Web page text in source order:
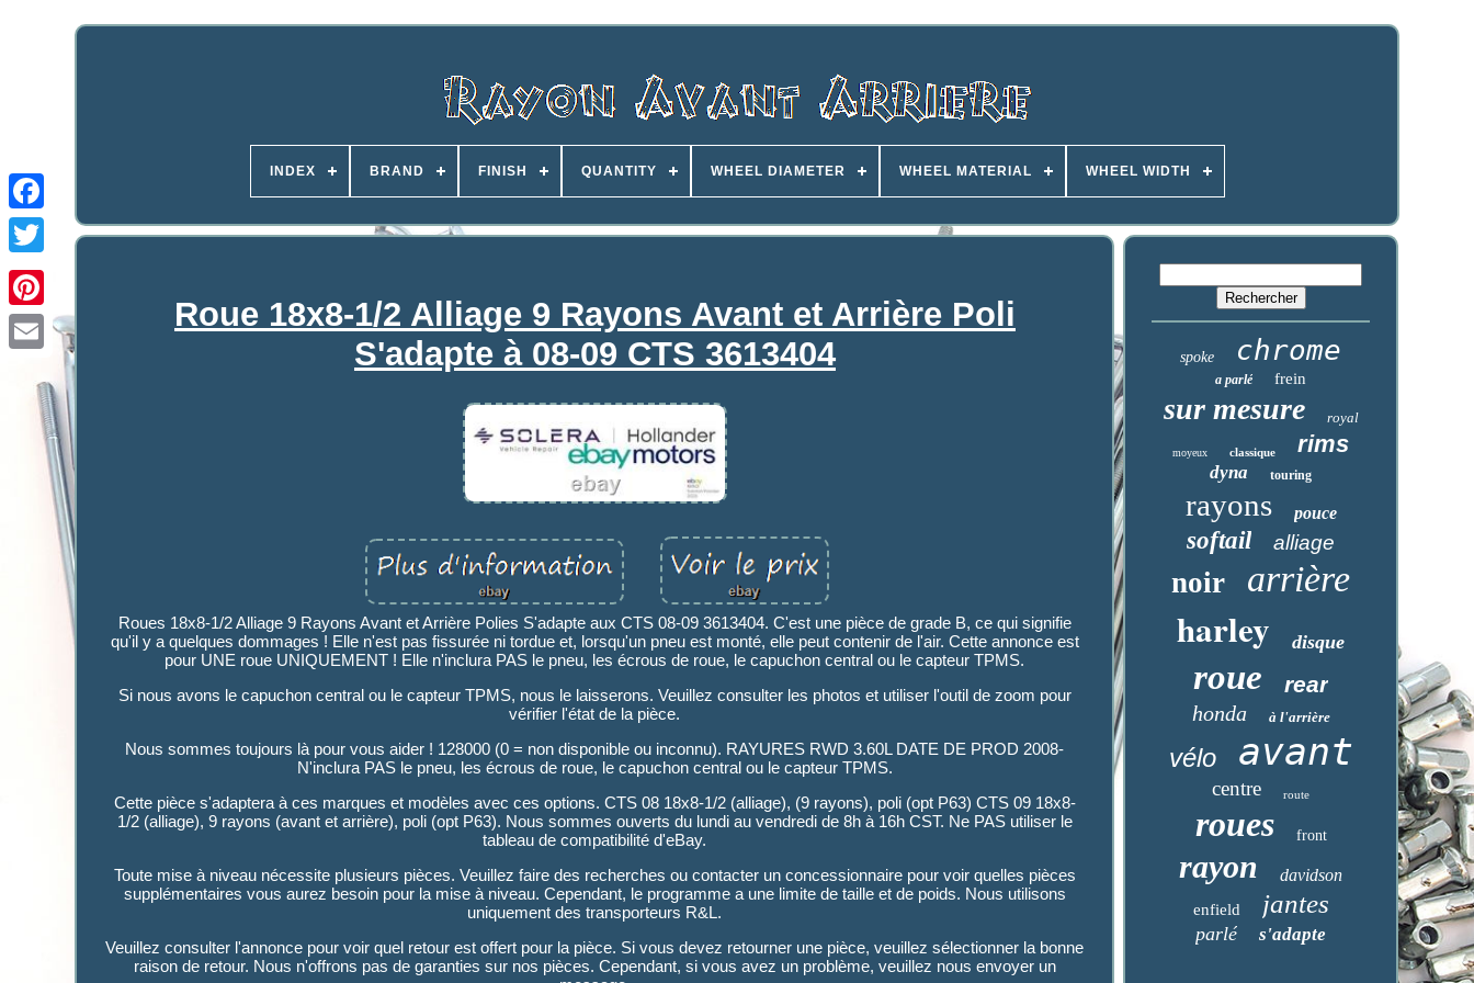
INDEX BRAND FINISH QUANTITY WHEEL DIAMETER WHEEL MATERIAL WHEEL WIDTH
Roue 18x8-1/2 Alliage 9 Rayons Avant et Arrière Poli
S'adapte à 08-09 CTS 3613404
Roues 18x8-1/2 Alliage 9 Rayons Avant et Arrière Polies S'adapte aux CTS 08-09 3613404. C'est une pièce de grade B, ce qui signifie
qu'il y a quelques dommages ! Elle n'est pas fissurée ni tordue et, lorsqu'un pneu est monté, elle peut contenir de l'air. Cette annonce est
pour UNE roue UNIQUEMENT ! Elle n'inclura PAS le pneu, les écrous de roue, le capuchon central ou le capteur TPMS.
Si nous avons le capuchon central ou le capteur TPMS, nous le laisserons. Veuillez consulter les photos et utiliser l'outil de zoom pour
vérifier l'état de la pièce.
Nous sommes toujours là pour vous aider ! 128000 (0 = non disponible ou inconnu). RAYURES RWD 3.60L DATE DE PROD 2008-
N'inclura PAS le pneu, les écrous de roue, le capuchon central ou le capteur TPMS.
Cette pièce s'adaptera à ces marques et modèles avec ces options. CTS 08 18x8-1/2 (alliage), (9 rayons), poli (opt P63) CTS 09 18x8-
1/2 (alliage), 9 rayons (avant et arrière), poli (opt P63). Nous sommes ouverts du lundi au vendredi de 8h à 16h CST. Ne PAS utiliser le
tableau de compatibilité d'eBay.
Toute mise à niveau nécessite plusieurs pièces. Veuillez faire des recherches ou contacter un concessionnaire pour voir quelles pièces
supplémentaires vous aurez besoin pour la mise à niveau. Cependant, le programme a une limite de taille et de poids. Nous utilisons
uniquement des transporteurs R&L.
Veuillez consulter l'annonce pour voir quel retour est offert pour la pièce. Si vous devez retourner une pièce, veuillez sélectionner la bonne
raison de retour. Nous n'offrons pas de garanties sur nos pièces. Cependant, si vous avez un problème, veuillez nous envoyer un
spoke chrome
a parlé frein
sur mesure royal
moyeux classique rims
dyna touring
rayons pouce
softail alliage
noir arrière
harley disque
roue rear
honda à l'arrière
vélo avant
centre route
roues front
rayon davidson
enfield jantes
parlé s'adapte